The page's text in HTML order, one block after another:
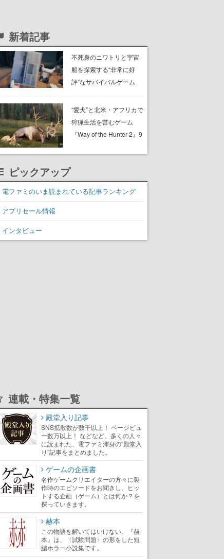
新着記事
不死身のニワトリと宇宙
船を探索する“非常に好
評”なサバイバルゲーム
配布中。入手できる期間
は8月10日まで
“愛犬”と北米・アフリカで
狩猟生活を営むゲーム
『Way of the Hunter 2』9
て登場し、冒険を重ねる
と成長する。記念撮影も
ピックアップ
電ファミのいま読まれている記事ランキング
アプリセール情報
インタビュー
連載・特集一覧
殿堂入り記事
SNS拡散数が数千以上！ ページビュ
ー数万以上！ などなど。多くの人々
に読まれた、電ファミ渾身の“殿堂入
り”記事をまとめました。
ゲームの企画書
名作ゲームクリエイターの方々に製
作時のエピソードをお聞きし、ヒッ
トする企画（ゲーム）とは何か？を
探っていきます。
赫本
この物語を解いてはいけない。『赫
本』は、〈試験問題〉の形をした短
編ホラー小説集です。